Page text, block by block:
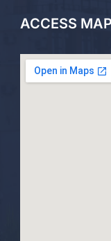
ACCESS MAP